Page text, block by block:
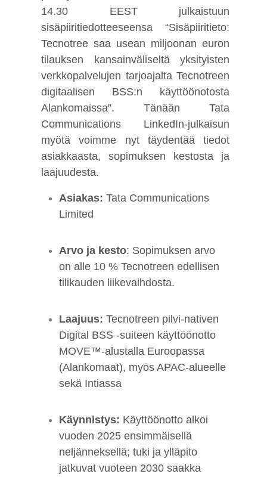
14.30 EEST julkaistuun
sisäpiiritiedotteeseensa “Sisäpiiritieto:
Tecnotree saa usean miljoonan euron
tilauksen kansainväliseltä yksityisten
verkkopalvelujen tarjoajalta Tecnotreen
digitaalisen BSS:n käyttöönotosta
Alankomaissa”. Tänään Tata
Communications LinkedIn-julkaisun
myötä voimme nyt täydentää tiedot
asiakkaasta, sopimuksen kestosta ja
laajuudesta.
Asiakas: Tata Communications
Limited
Arvo ja kesto: Sopimuksen arvo
on alle 10 % Tecnotreen edellisen
tilikauden liikevaihdosta.
Laajuus: Tecnotreen pilvi-nativen
Digital BSS -suiteen käyttöönotto
MOVE™-alustalla Euroopassa
(Alankomaat), myös APAC-alueelle
sekä Intiassa
Käynnistys: Käyttöönotto alkoi
vuoden 2025 ensimmäisellä
neljänneksellä; tuki ja ylläpito
jatkuvat vuoteen 2030 saakka